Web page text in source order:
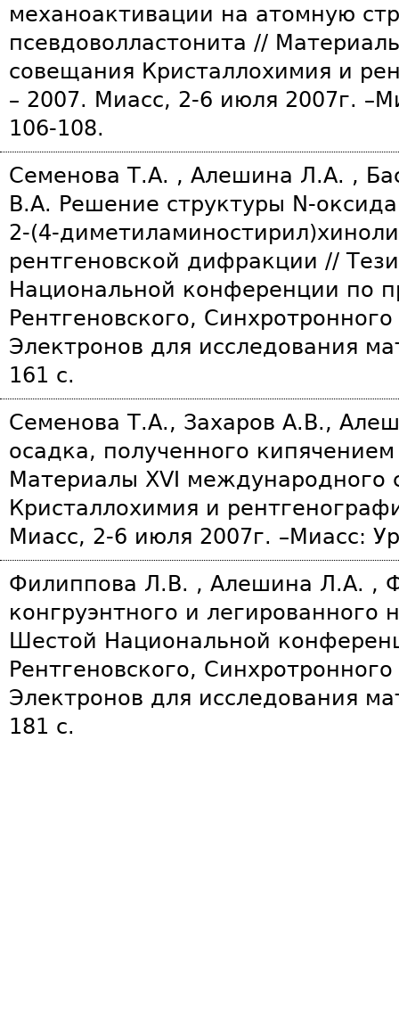
механоактивации на атомную
псевдоволластонита //
совещания Кристаллохимия и
– 2007. Миасс, 2-6 июля 2007г.
106-108.
Семенова Т.А. , Алешина Л.А. ,
В.А. Решение структуры N-
2-(4-
рентгеновской дифракции //
Национальной конференции по
Рентгеновского,
Электронов для исследования
161 с.
Семенова Т.А., Захаров А.В.,
осадка, полученного
Материалы XVI международного
Кристаллохимия и
Миасс, 2-6 июля 2007г. –Миасс:
Филиппова Л.В. , Алешина Л.А. ,
конгруэнтного и легированного
Шестой Национальной
Рентгеновского,
Электронов для исследования
181 с.